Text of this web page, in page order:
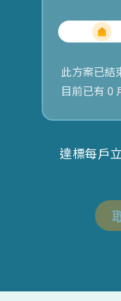
此方案已結
目前已有 0
達標每戶